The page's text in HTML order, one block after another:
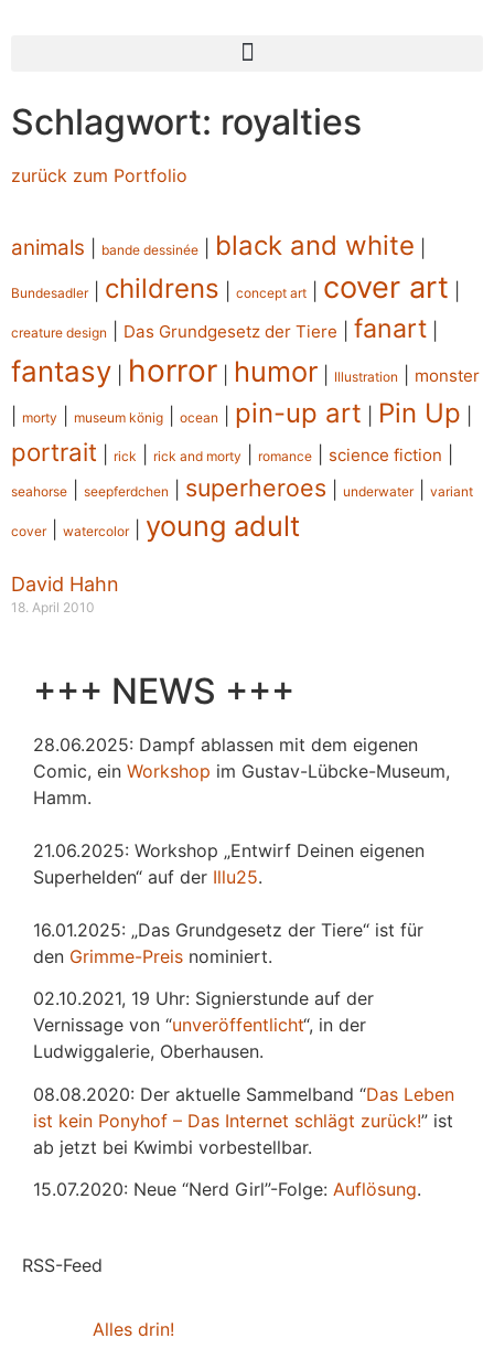
Schlagwort: royalties
zurück zum Portfolio
animals bande dessinée black and white
Bundesadler| childrens concept art cover art
creature design Das Grundgesetz der Tiere fanart
fantasy horror humor Illustration monster
morty museum könig ocean pin-up art Pin Up
portrait rick rick and morty romance science fiction
seahorse seepferdchen superheroes underwater| variant
cover| watercolor| young adult
David Hahn
18. April 2010
+++ NEWS +++
28.06.2025: Dampf ablassen mit dem eigenen
Comic, ein Workshop im Gustav-Lübcke-Museum,
Hamm.
21.06.2025: Workshop „Entwirf Deinen eigenen
Superhelden“ auf der Illu25.
16.01.2025: „Das Grundgesetz der Tiere“ ist für
den Grimme-Preis nominiert.
02.10.2021, 19 Uhr: Signierstunde auf der
Vernissage von “unveröffentlicht“, in der
Ludwiggalerie, Oberhausen.
08.08.2020: Der aktuelle Sammelband “Das Leben
ist kein Ponyhof – Das Internet schlägt zurück!” ist
ab jetzt bei Kwimbi vorbestellbar.
15.07.2020: Neue “Nerd Girl”-Folge: Auflösung.
RSS-Feed
Alles drin!